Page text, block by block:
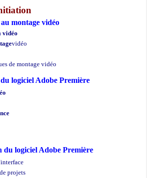
montage vidéo
vidéo
vidéo
de montage vidéo
logiciel Adobe Première
du logiciel Adobe Première
projets